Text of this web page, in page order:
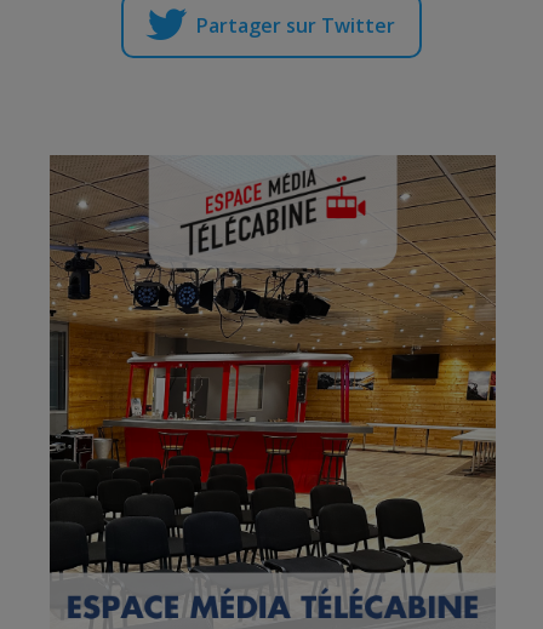
Partager sur Twitter